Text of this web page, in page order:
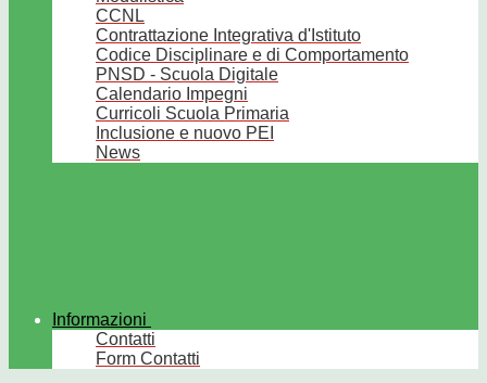
CCNL
Contrattazione Integrativa d'Istituto
Codice Disciplinare e di Comportamento
PNSD - Scuola Digitale
Calendario Impegni
Curricoli Scuola Primaria
Inclusione e nuovo PEI
News
Informazioni
Contatti
Form Contatti